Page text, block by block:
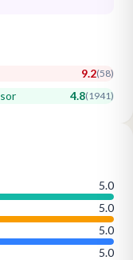
9.2(58)
4.8(1941)
5.0
5.0
5.0
5.0